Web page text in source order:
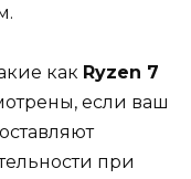
как Ryzen 7
если ваш
при